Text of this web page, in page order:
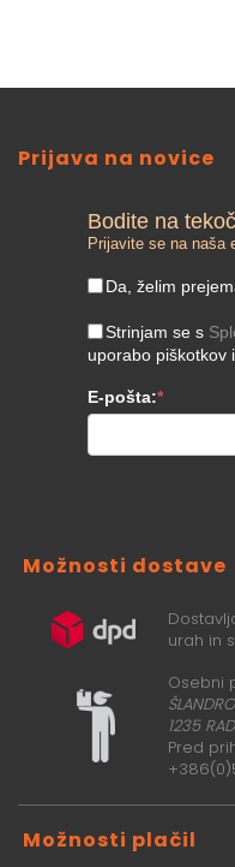
Prijava na novice
Bodite na
Prijavite se na naša
Da, želim
Strinjam se s
uporabo piškotkov
E-pošta:*
Možnosti dostave
urah in
Osebni
1235
Pred
Možnosti plačil